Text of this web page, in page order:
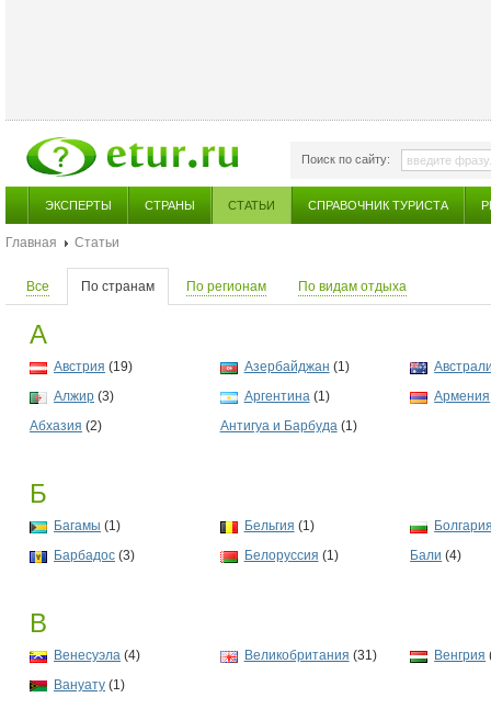
Поиск по сайту:
ЭКСПЕРТЫ СТРАНЫ СТАТЬИ СПРАВОЧНИК ТУРИСТА
Главная Статьи
Все По странам По регионам По видам отдыха
А
Австрия (19) Азербайджан (1)
Алжир (3) Аргентина(1) Армения
Абхазия (2) Антигуа и Барбуда(1)
Б
Багамы (1) Бельгия (1)
Барбадос (3) Белоруссия (1) Бали (4)
В
Венесуэла (4) Великобритания (31) Венгрия
Вануату (1)